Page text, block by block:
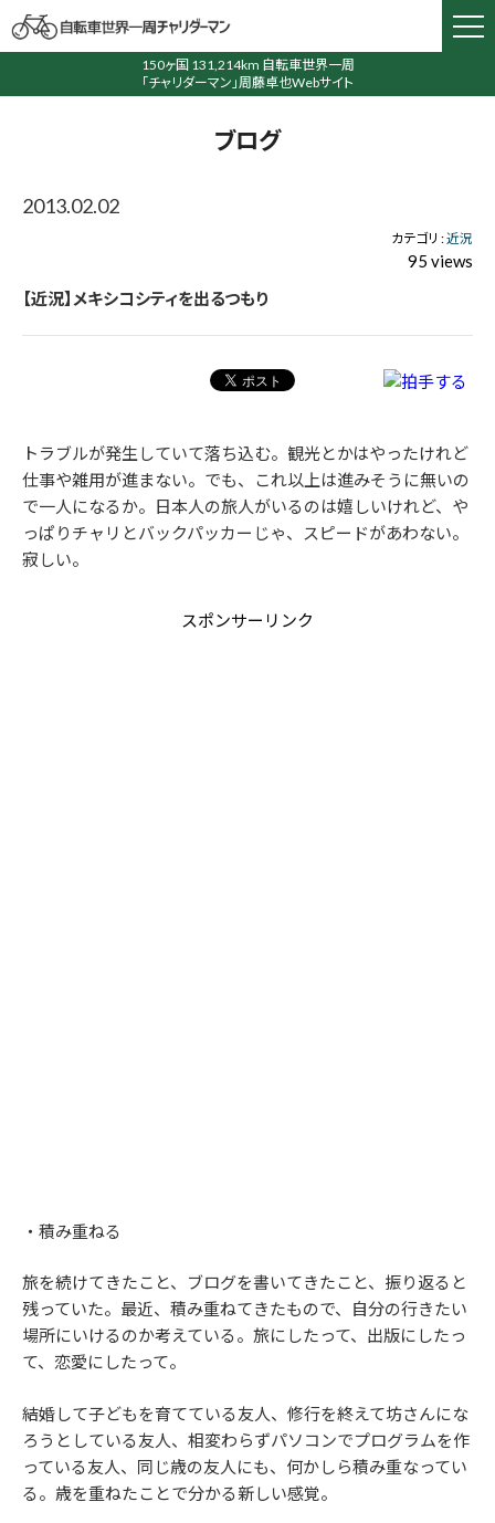
150ヶ国 131,214km 自転車世界一周
「チャリダーマン」周藤卓也Webサイト
ブログ
2013.02.02
カテゴリ :近況
95 views
【近況】メキシコシティを出るつもり
トラブルが発生していて落ち込む。観光とかはやったけれど
仕事や雑用が進まない。でも、これ以上は進みそうに無いの
で一人になるか。日本人の旅人がいるのは嬉しいけれど、や
っぱりチャリとバックパッカーじゃ、スピードがあわない。
寂しい。
スポンサーリンク
・積み重ねる
旅を続けてきたこと、ブログを書いてきたこと、振り返ると
残っていた。最近、積み重ねてきたもので、自分の行きたい
場所にいけるのか考えている。旅にしたって、出版にしたっ
て、恋愛にしたって。
結婚して子どもを育てている友人、修行を終えて坊さんにな
ろうとしている友人、相変わらずパソコンでプログラムを作
っている友人、同じ歳の友人にも、何かしら積み重なってい
る。歳を重ねたことで分かる新しい感覚。